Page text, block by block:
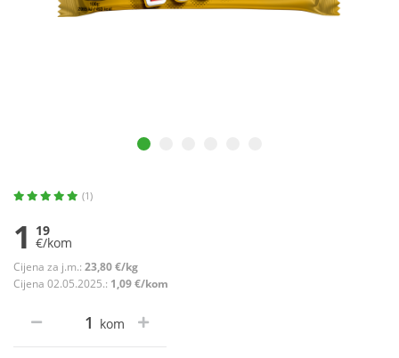
(1)
1 19
€/kom
Cijena za j.m.: 23,80 €/kg
Cijena 02.05.2025.: 1,09 €/kom
kom